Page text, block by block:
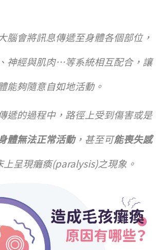
腦會將訊息傳遞至身體各個部位，
神經與肌肉…等系統相互配合，讓
能夠隨意自如地活動。
遞的過程中，路徑上受到傷害或是
體無法正常活動，甚至可能喪失感
上呈現癱瘓(paralysis)之現象。